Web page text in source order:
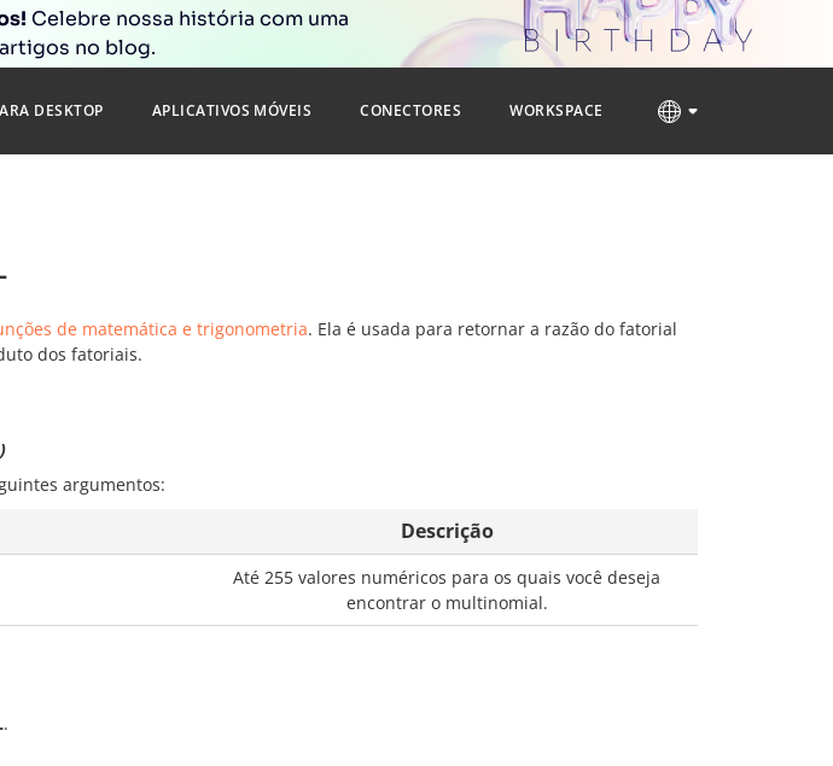
Celebre nossa história com uma
no blog.
DESKTOP APLICATIVOS MÓVEIS CONECTORES WORKSPACE
de matemática e trigonometria. Ela é usada para retornar a razão do fatorial
dos fatoriais.
argumentos:
Descrição
Até 255 valores numéricos para os quais você deseja
encontrar o multinomial.
.